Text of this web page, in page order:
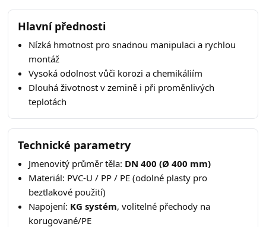
Hlavní přednosti
Nízká hmotnost pro snadnou manipulaci a rychlou
montáž
Vysoká odolnost vůči korozi a chemikáliím
Dlouhá životnost v zemině i při proměnlivých
teplotách
Technické parametry
Jmenovitý průměr těla: DN 400 (Ø 400 mm)
Materiál: PVC-U / PP / PE (odolné plasty pro
beztlakové použití)
Napojení: KG systém, volitelné přechody na
korugované/PE